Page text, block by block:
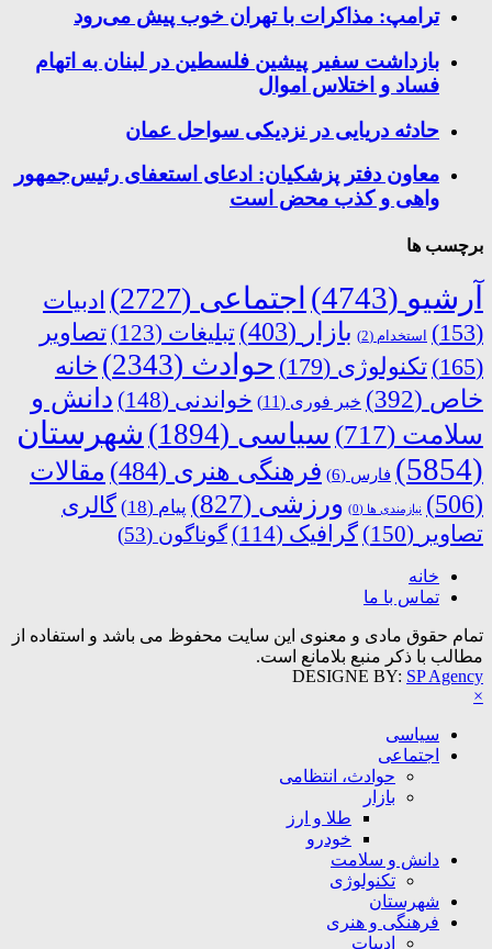
ترامپ: مذاکرات با تهران خوب پیش می‌رود
بازداشت سفیر پیشین فلسطین در لبنان به اتهام
فساد و اختلاس اموال
حادثه دریایی در نزدیکی سواحل عمان
معاون دفتر پزشکیان: ادعای استعفای رئیس‌جمهور
واهی و کذب محض است
برچسب ها
آرشیو (4743) اجتماعی (2727)
ادبیات
(153)
استخدام (2) بازار (403) تبلیغات (123)
تصاویر
(165)
تکنولوژی (179) حوادث (2343)
خانه
خاص (392) خبر فوری (11) خواندنی (148)
دانش و
سلامت (717) سیاسی (1894)
شهرستان
(5854)
فارس (6) فرهنگی هنری (484)
مقالات
(506)
نیازمندی ها (0) ورزشی (827) پیام (18)
گالری
تصاویر (150) گرافیک (114) گوناگون (53)
خانه
تماس با ما
تمام حقوق مادی و معنوی این سایت محفوظ می باشد و استفاده از
مطالب با ذکر منبع بلامانع است.
DESIGNE BY: SP Agency
×
سیاسی
اجتماعی
حوادث، انتظامی
بازار
طلا و ارز
خودرو
دانش و سلامت
تکنولوژی
شهرستان
فرهنگی و هنری
ادبیات